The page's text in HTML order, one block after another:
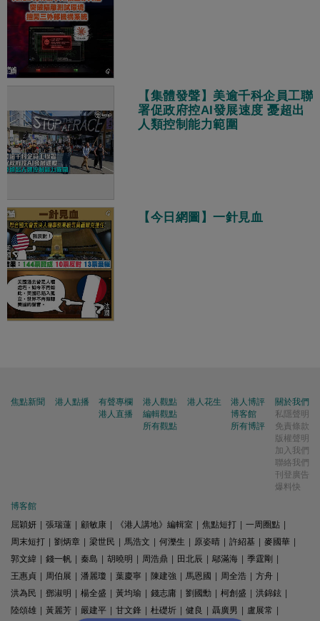
【集體發聲】美逾千科企員工聯
署促政府控AI發展速度 憂超出
人類控制能力範圍
【今日網圖】一針見血
焦點新聞 港人點播
有聲專欄
港人直播
港人觀點
編輯觀點
所有觀點
港人花生
港人博評
博客館
所有博評
關於我們
私隱聲明
免責條款
版權聲明
加入我們
聯絡我們
刊登廣告
爆料快
博客館
屈穎妍
張瑞蓮 顧敏康 《港人講地》編輯室 焦點短打 一周圈點
周末短打
劉炳章 梁世民 馬浩文 何濼生 原姿晴 許紹基 麥國華
郭文緯
錢一帆 秦島 胡曉明 周浩鼎 田北辰 鄔滿海 季霆剛
王惠貞
周伯展 潘麗瓊 葉慶寧 陳建強 馬恩國 周全浩 方舟
洪為民
鄧淑明 楊全盛 黃均瑜 錢志庸 劉國勳 柯創盛 洪錦鉉
陸頌雄
黃麗芳 嚴建平 甘文鋒 杜礎圻 健良 聶廣男 盧展常